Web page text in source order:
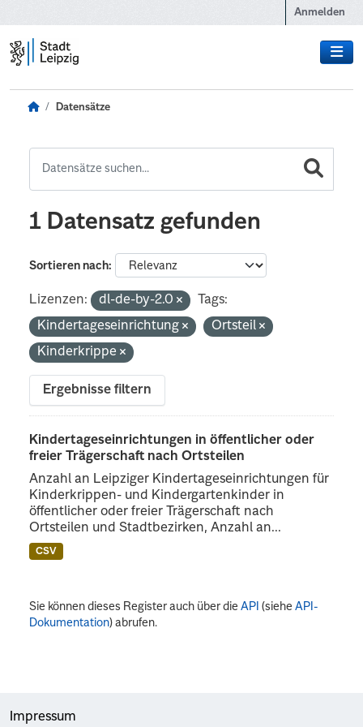
Anmelden
Datensätze
1 Datensatz gefunden
Sortieren nach
Lizenzen: dl-de-by-2.0
Tags:
Kindertageseinrichtung
Ortsteil
Kinderkrippe
Ergebnisse filtern
Kindertageseinrichtungen in öffentlicher oder
freier Trägerschaft nach Ortsteilen
Anzahl an Leipziger Kindertageseinrichtungen für
Kinderkrippen- und Kindergartenkinder in
öffentlicher oder freier Trägerschaft nach
Ortsteilen und Stadtbezirken, Anzahl an...
CSV
Sie können dieses Register auch über dieAPI (sieheAPI-
Dokumentation) abrufen.
Impressum